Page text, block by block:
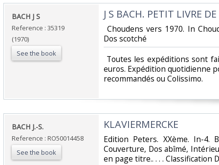
‎BACH J S ‎
Reference : 35319
(1970)
See the book
‎J S BACH. PETIT LIVRE
Choudens vers 1970. In
Dos scotché‎
Toutes les expéditions sont
euros. Expédition quotidienne
recommandés ou Colissimo. ‎
‎BACH J.-S.‎
Reference : RO50014458
See the book
‎KLAVIERMERCKE‎
‎Edition Peters. XXème. In-4.
Couverture, Dos abîmé,
en page titre.. . . . Classification